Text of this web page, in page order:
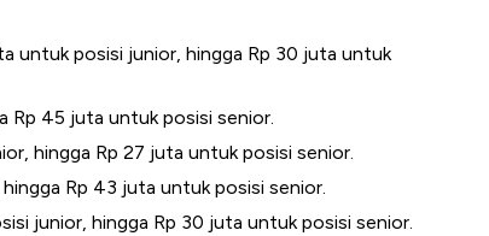
untuk posisi junior, hingga Rp 30 juta untuk
Rp 45 juta untuk posisi senior.
hingga Rp 27 juta untuk posisi senior.
Rp 43 juta untuk posisi senior.
junior, hingga Rp 30 juta untuk posisi senior.